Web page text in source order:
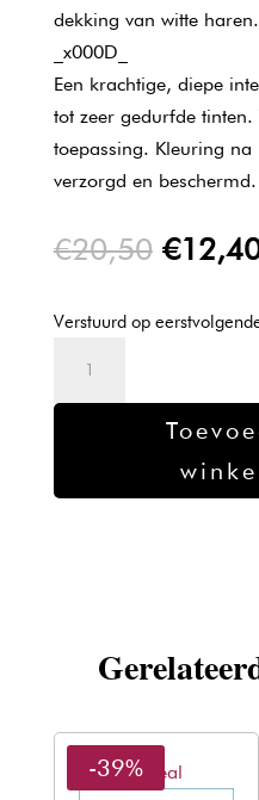
dekking van witte haren.
_x000D_
Een krachtige, diepe
tot zeer gedurfde
toepassing. Kleuring
verzorgd en beschermd.
€20,50
was:
€20,50.
€
Verstuurd op
L'oreal
-39%